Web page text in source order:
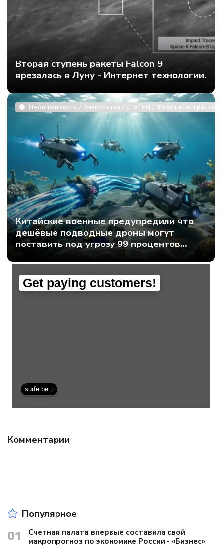
Вторая ступень ракеты Falcon 9
врезалась в Луну - Интернет технологии.
Недвижимость / Знакомства / СТАТЬИ / Животные и
Китайские военные предупредили что
дешёвые подводные дроны могут
поставить под угрозу 99 процентов
мирового интернет-трафика - Интернет
технологии.
Get paying customers!
surfe.be
Комментарии
Популярное
01
Счетная палата впервые составила свой
макропрогноз по экономике России - «Бизнес»